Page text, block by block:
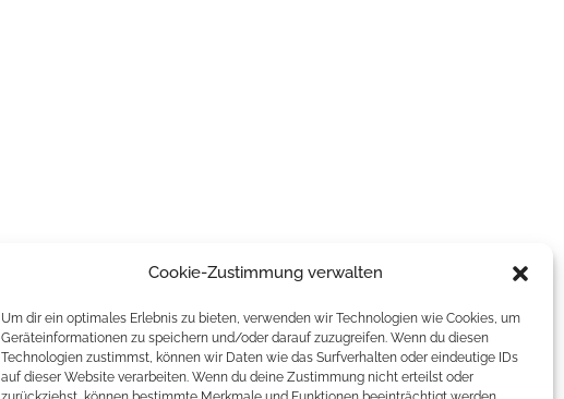
Cookie-Zustimmung verwalten
Um dir ein optimales Erlebnis zu bieten, verwenden wir Technologien wie Cookies, um
Geräteinformationen zu speichern und/oder darauf zuzugreifen. Wenn du diesen
Technologien zustimmst, können wir Daten wie das Surfverhalten oder eindeutige IDs
auf dieser Website verarbeiten. Wenn du deine Zustimmung nicht erteilst oder